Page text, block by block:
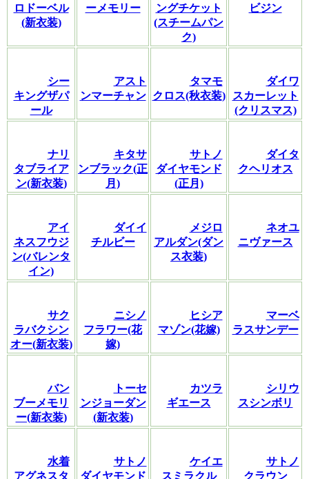
ロドーベル
(新衣装)
ーメモリー
ングチケット
(スチームパン
ク)
ビジン
シー
キングザパ
ール
アスト
ンマーチャン
タマモ
クロス(秋衣装)
ダイワ
スカーレット
(クリスマス)
ナリ
タブライア
ン(新衣装)
キタサ
ンブラック(正
月)
サトノ
ダイヤモンド
(正月)
ダイタ
クヘリオス
アイ
ネスフウジ
ン(バレンタ
イン)
ダイイ
チルビー
メジロ
アルダン(ダン
ス衣装)
ネオユ
ニヴァース
サク
ラバクシン
オー(新衣装)
ニシノ
フラワー(花
嫁)
ヒシア
マゾン(花嫁)
マーベ
ラスサンデー
バン
ブーメモリ
ー(新衣装)
トーセ
ンジョーダン
(新衣装)
カツラ
ギエース
シリウ
スシンボリ
水着
アグネスタ
サトノ
ダイヤモンド
ケイエ
スミラクル
サトノ
クラウン